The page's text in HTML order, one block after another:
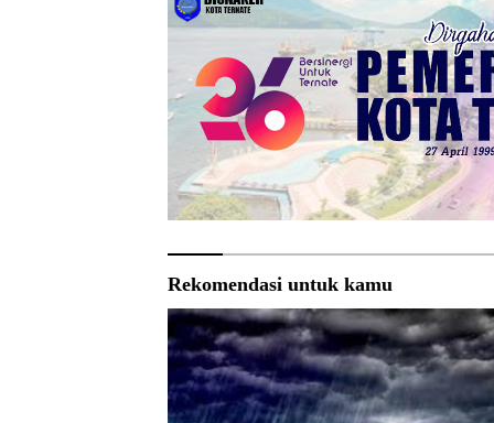
Rekomendasi untuk kamu